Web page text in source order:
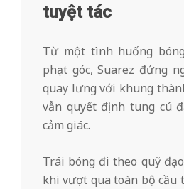
tuyệt tác
Từ một tình huống
phạt góc, Suarez đứng
quay lưng với khung
vẫn quyết định tung cú
cảm giác.
Trái bóng đi theo quỹ
khi vượt qua toàn bộ cầu